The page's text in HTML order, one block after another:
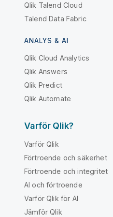
Qlik Talend Cloud
Talend Data Fabric
ANALYS & AI
Qlik Cloud Analytics
Qlik Answers
Qlik Predict
Qlik Automate
Varför Qlik?
Varför Qlik
Förtroende och säkerhet
Förtroende och integritet
AI och förtroende
Varför Qlik för AI
Jämför Qlik